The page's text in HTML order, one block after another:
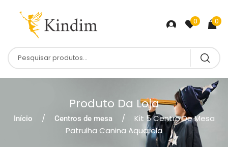
0 0
Produto Da Loja
Início Centros de mesa
Kit 5 Centro De Mesa
Patrulha Canina Aquarela